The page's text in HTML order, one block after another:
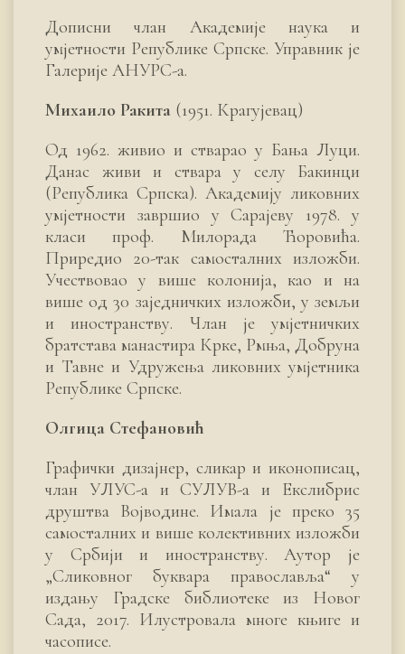
Дописни члан Академије наука и
умјетности Републике Српске. Управник је
Галерије АНУРС-а.
Михаило Ракита (1951. Крагујевац)
Од 1962. живио и стварао у Бања Луци.
Данас живи и ствара у селу Бакинци
(Република Српска). Академију ликовних
умјетности завршио у Сарајеву 1978. у
класи проф. Милорада Ћоровића.
Приредио 20-так самосталних изложби.
Учествовао у више колонија, као и на
више од 30 заједничких изложби, у земљи
и иностранству. Члан је умјетничких
братстава манастира Крке, Рмња, Добруна
и Тавне и Удружења ликовних умјетника
Републике Српске.
Олгица Стефановић
Графички дизајнер, сликар и иконописац,
члан УЛУС-а и СУЛУВ-а и Екслибрис
друштва Војводине. Имала је преко 35
самосталних и више колективних изложби
у Србији и иностранству. Аутор је
„Сликовног буквара православља“ у
издању Градске библиотеке из Новог
Сада, 2017. Илустровала многе књиге и
часописе.